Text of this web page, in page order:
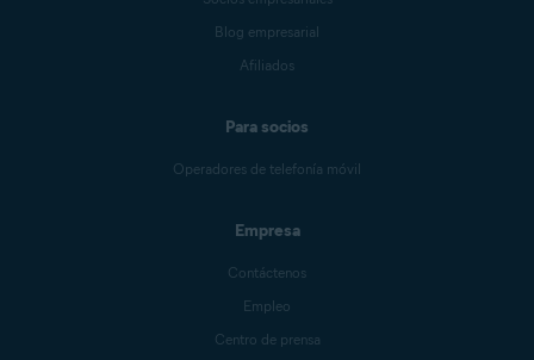
Blog empresarial
Afiliados
Para socios
Operadores de telefonía móvil
Empresa
Contáctenos
Empleo
Centro de prensa